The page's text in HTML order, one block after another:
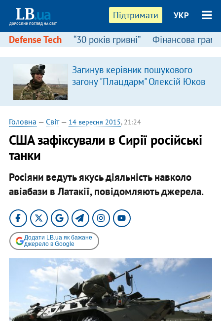
Підтримати УКР
Defense Tech “30 років гривні” Фінансова
Загинув керівник пошукового
загону "Плацдарм" Олексій Юков
Головна — Світ— 14 вересня 2015, 21:24
США зафіксували в Сирії російські
танки
Росіяни ведуть якусь діяльність навколо
авіабази в Латакії, повідомляють джерела.
Додати LB.ua як бажане
джерело в Google